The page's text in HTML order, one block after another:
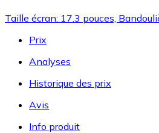
Taille écran: 17.3 pouces,
Prix
Analyses
Historique des prix
Avis
Info produit